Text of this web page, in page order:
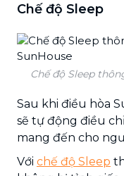
Chế độ Sleep
Chế độ Sleep
Sau khi điều hòa
sẽ tự động điều
mang đến cho
Với chế độ Sleep